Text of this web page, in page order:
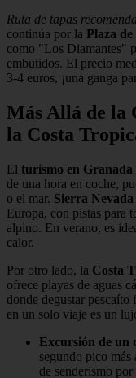
Ruta de tapas
continúa por la Plaza
como "Los Diamantes"
embutidos. El precio
3-4 euros, ¡una ganga
Más Allá de la
la Costa
El turismo en Granada
de una hora en coche,
o el mar. Sierra Nevada
Europa, con pistas para
alpino. En verano, es
calor.
Por otro lado, la Costa
ofrece playas de aguas
donde degustar
en un solo viaje es un
Excursión de un
segundo pico
de senderismo